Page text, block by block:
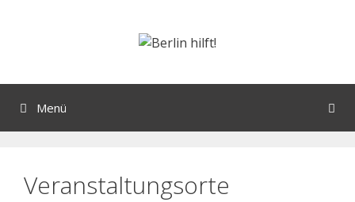
Menü
Veranstaltungsorte
mit vielen Veranstaltungen?